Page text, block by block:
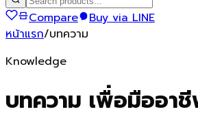
Compare
Buy via LINE
หน้าแรก/บทความ
Knowledge
บทความ เพื่อมืออา